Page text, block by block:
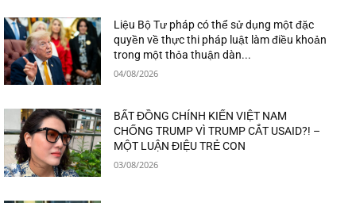
Liệu Bộ Tư pháp có thể sử dụng một đặc
quyền về thực thi pháp luật làm điều khoản
trong một thỏa thuận dàn...
04/08/2026
BẤT ĐỒNG CHÍNH KIẾN VIỆT NAM
CHỐNG TRUMP VÌ TRUMP CẮT USAID?! –
MỘT LUẬN ĐIỆU TRẺ CON
03/08/2026